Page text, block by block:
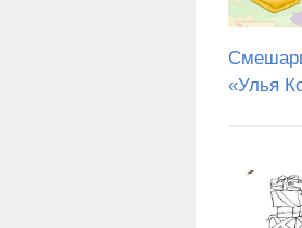
«Улья